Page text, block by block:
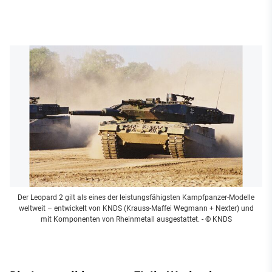
Der Leopard 2 gilt als eines der leistungsfähigsten Kampfpanzer-Modelle
weltweit – entwickelt von KNDS (Krauss-Maffei Wegmann + Nexter) und
mit Komponenten von Rheinmetall ausgestattet. - © KNDS